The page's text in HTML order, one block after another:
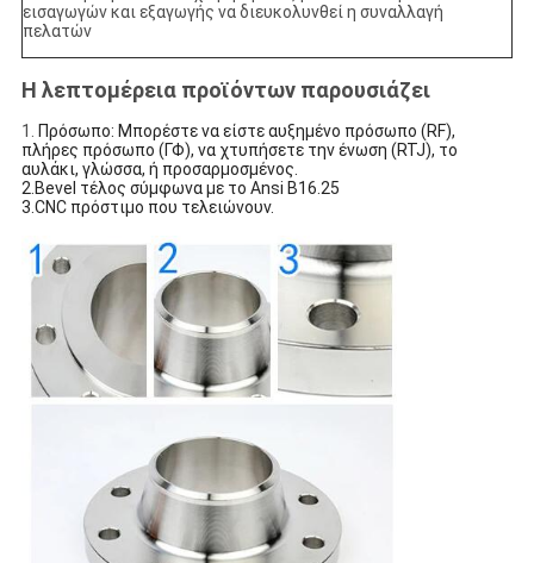
εισαγωγών και εξαγωγής να διευκολυνθεί η συναλλαγή
πελατών
Η λεπτομέρεια προϊόντων παρουσιάζει
1. Πρόσωπο: Μπορέστε να είστε αυξημένο πρόσωπο (RF),
πλήρες πρόσωπο (ΓΦ), να χτυπήσετε την ένωση (RTJ), το
αυλάκι, γλώσσα, ή προσαρμοσμένος.
2.Bevel τέλος σύμφωνα με το Ansi B16.25
3.CNC πρόστιμο που τελειώνουν.